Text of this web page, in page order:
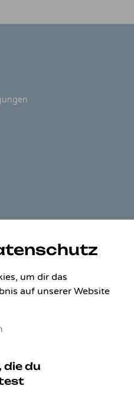
um dir das
auf unserer Website
die du